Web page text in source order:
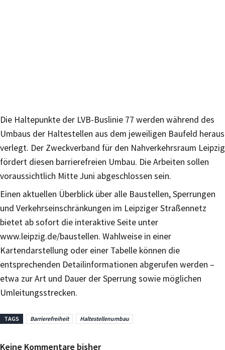
Die Haltepunkte der LVB-Buslinie 77 werden während des
Umbaus der Haltestellen aus dem jeweiligen Baufeld heraus
verlegt. Der Zweckverband für den Nahverkehrsraum Leipzig
fördert diesen barrierefreien Umbau. Die Arbeiten sollen
voraussichtlich Mitte Juni abgeschlossen sein.
Einen aktuellen Überblick über alle Baustellen, Sperrungen
und Verkehrseinschränkungen im Leipziger Straßennetz
bietet ab sofort die interaktive Seite unter
www.leipzig.de/baustellen. Wahlweise in einer
Kartendarstellung oder einer Tabelle können die
entsprechenden Detailinformationen abgerufen werden –
etwa zur Art und Dauer der Sperrung sowie möglichen
Umleitungsstrecken.
TAGS Barrierefreiheit Haltestellenumbau
Keine Kommentare bisher